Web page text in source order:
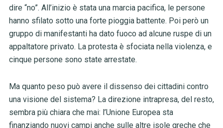
dire “no”. All’inizio è stata una marcia pacifica, le persone
hanno sfilato sotto una forte pioggia battente. Poi però un
gruppo di manifestanti ha dato fuoco ad alcune ruspe di un
appaltatore privato. La protesta è sfociata nella violenza, e
cinque persone sono state arrestate.
Ma quanto peso può avere il dissenso dei cittadini contro
una visione del sistema? La direzione intrapresa, del resto,
sembra più chiara che mai: l’Unione Europea sta
finanziando nuovi campi anche sulle altre isole greche che